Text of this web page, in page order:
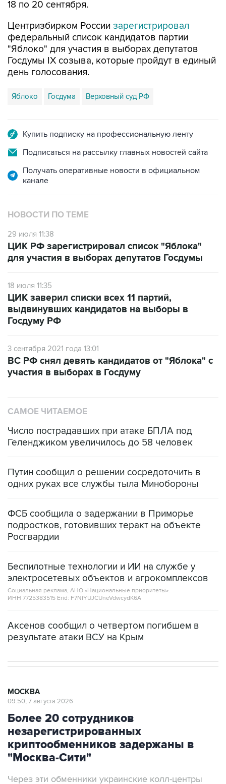
18 по 20 сентября.
Центризбирком России зарегистрировал
федеральный список кандидатов партии
"Яблоко" для участия в выборах депутатов
Госдумы IX созыва, которые пройдут в единый
день голосования.
Яблоко Госдума Верховный суд РФ
Купить подписку на профессиональную ленту
Подписаться на рассылку главных новостей сайта
Получать оперативные новости в официальном
канале
НОВОСТИ ПО ТЕМЕ
29 июля 11:38
ЦИК РФ зарегистрировал список "Яблока"
для участия в выборах депутатов Госдумы
18 июля 11:35
ЦИК заверил списки всех 11 партий,
выдвинувших кандидатов на выборы в
Госдуму РФ
3 сентября 2021 года 13:01
ВС РФ снял девять кандидатов от "Яблока" с
участия в выборах в Госдуму
САМОЕ ЧИТАЕМОЕ
Число пострадавших при атаке БПЛА под
Геленджиком увеличилось до 58 человек
Путин сообщил о решении сосредоточить в
одних руках все службы тыла Минобороны
ФСБ сообщила о задержании в Приморье
подростков, готовивших теракт на объекте
Росгвардии
Беспилотные технологии и ИИ на службе у
электросетевых объектов и агрокомплексов
Социальная реклама, АНО «Национальные приоритеты».
ИНН 7725383515 Erid: F7NfYUJCUneVdwcydK6A
Аксенов сообщил о четвертом погибшем в
результате атаки ВСУ на Крым
МОСКВА
09:50, 7 августа 2026
Более 20 сотрудников
незарегистрированных
криптообменников задержаны в
"Москва-Сити"
Через эти обменники украинские колл-центры